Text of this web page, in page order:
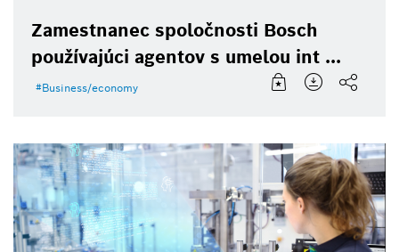
Zamestnanec spoločnosti Bosch
používajúci agentov s umelou int ...
Business/economy